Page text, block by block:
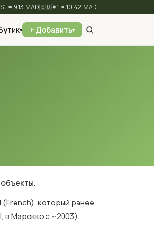
= 9.13 MAD🇪🇺 €1 = 10.42 MAD
▾ + Добавить▾
(French), который ранее
в Марокко с ~2003).